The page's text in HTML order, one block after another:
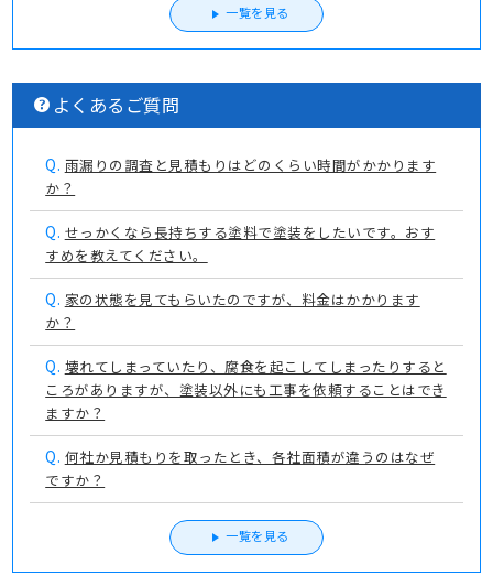
一覧を見る
よくあるご質問
Q. 雨漏りの調査と見積もりはどのくらい時間がかかります
か？
Q. せっかくなら長持ちする塗料で塗装をしたいです。おす
すめを教えてください。
Q. 家の状態を見てもらいたのですが、料金はかかります
か？
Q. 壊れてしまっていたり、腐食を起こしてしまったりすると
ころがありますが、塗装以外にも工事を依頼することはでき
ますか？
Q. 何社か見積もりを取ったとき、各社面積が違うのはなぜ
ですか？
一覧を見る